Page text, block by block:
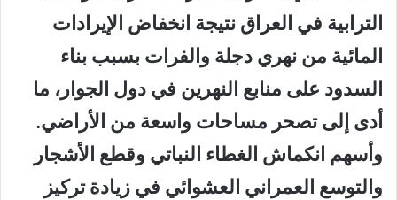
الترابية في العراق نتيجة انخفاض الإيرادات
المائية من نهري دجلة والفرات بسبب بناء
السدود على منابع النهرين في دول الجوار، ما
أدى إلى تصحر مساحات واسعة من الأراضي.
وأسهم انكماش الغطاء النباتي وقطع الأشجار
والتوسع العمراني العشوائي في زيادة تركيز